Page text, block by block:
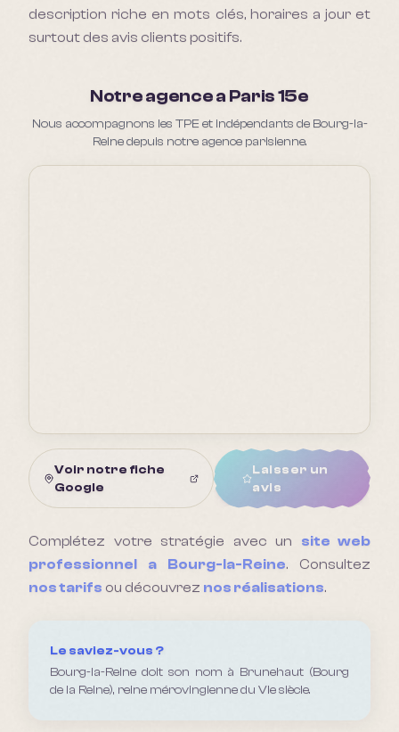
description riche en mots clés, horaires a jour et
surtout des avis clients positifs.
Notre agence a Paris 15e
Nous accompagnons les TPE et indépendants de Bourg-la-
Reine depuis notre agence parisienne.
Voir notre fiche
Google
Laisser un
avis
Complétez votre stratégie avec un site web
professionnel a Bourg-la-Reine. Consultez
nos tarifs ou découvrez nos réalisations.
Le saviez-vous ?
Bourg-la-Reine doit son nom à Brunehaut (Bourg
de la Reine), reine mérovingienne du VIe siècle.